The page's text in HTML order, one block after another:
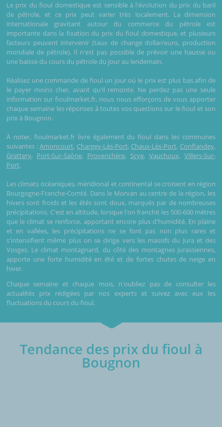
Le prix du fioul domestique est sensible à l'évolution du prix du baril
de pétrole, et ce prix peut varier très localement. La dimension
internationale gravitant autour du commerce du pétrole est
importante dans la fixation du prix du fioul domestique, et plusieurs
facteurs peuvent intervenir (taux de change dollar/euro, production
mondiale de pétrole). Il n'est pas possible de prévoir une hausse ou
une baisse du cours du pétrole du jour au lendemain.
Réalisez une commande de fioul un jour où le prix est plus bas afin de
le payer moins cher, avant qu'il remonte. Ne perdez pas une seule
information sur fioulmarket.fr, nous nous efforçons de vous apporter
chaque semaine les réponses à toutes vos questions sur le fioul et son
prix à Bougnon.
À noter, fioulmarket.fr livre également du fioul dans les communes
suivantes :Amoncourt, Chargey-Lès-Port, Chaux-Lès-Port, Conflandey,
Grattery, Port-Sur-Saône, Provenchère, Scye, Vauchoux, Villers-Sur-
Port.
Les climats océaniques, méridional et continental se croisent en région
Bourgogne-Franche-Comté. Dans le Morvan au centre de la région, les
hivers sont froids et les étés sont doux, marqués par de nombreuses
précipitations. C'est en altitude, lorsque l'on franchit les 500-600 mètres
que le climat se renforce, apportant encore plus d'humidité. En plaine
et en vallées, les précipitations ne se font pas non plus rares et
s'intensifient même plus on se dirige vers les massifs du Jura et des
Vosges. Le climat montagnard, du côté des montagnes jurassiennes,
apporte une forte humidité en été et de fortes chutes de neige en
hiver.
Chaque semaine et chaque mois, n'oubliez pas de consulter les
actualités prix rédigées par nos experts et suivez avec eux les
fluctuations du cours du fioul.
Tendance des prix du fioul à
Bougnon